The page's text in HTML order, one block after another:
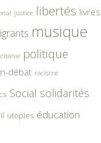
justice libertés livres
musique
politique
débat racisme
Social solidarités
utopies éducation